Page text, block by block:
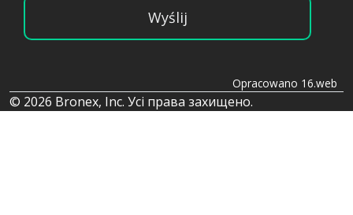
Wyślij
Opracowano 16.web
© 2026 Bronex, Inc. Усі права захищено.